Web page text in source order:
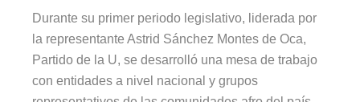
Durante su primer periodo legislativo, liderada por
la representante Astrid Sánchez Montes de Oca,
Partido de la U, se desarrolló una mesa de trabajo
con entidades a nivel nacional y grupos